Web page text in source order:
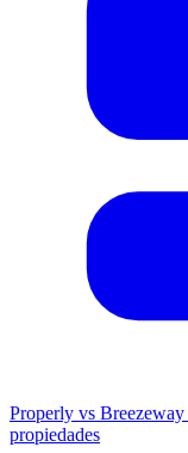
Properly vs Breezeway
propiedades